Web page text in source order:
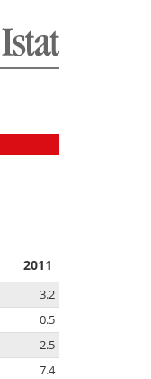
2011
3.2
0.5
2.5
7.4